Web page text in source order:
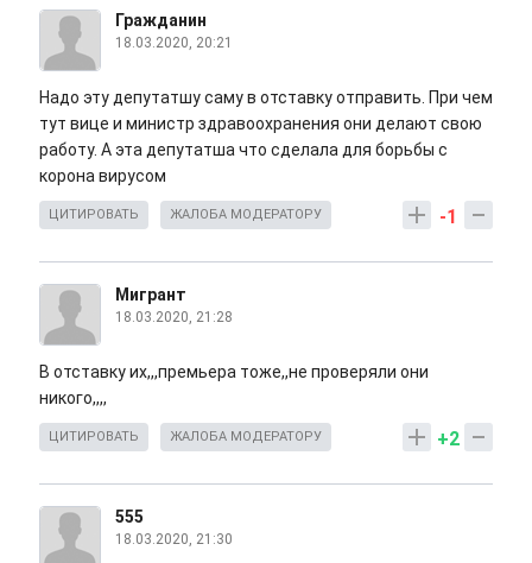
Гражданин
18.03.2020, 20:21
Надо эту депутатшу саму в отставку отправить. При чем
тут вице и министр здравоохранения они делают свою
работу. А эта депутатша что сделала для борьбы с
корона вирусом
-1
ЦИТИРОВАТЬ ЖАЛОБА МОДЕРАТОРУ
Мигрант
18.03.2020, 21:28
В отставку их,,,премьера тоже,,не проверяли они
никого,,,,
+2
ЦИТИРОВАТЬ ЖАЛОБА МОДЕРАТОРУ
555
18.03.2020, 21:30